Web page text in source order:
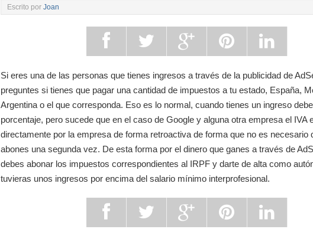
Escrito porJoan
Si eres una de las personas que tienes ingresos a través de la publicidad de
preguntes si tienes que pagar una cantidad de impuestos a tu estado, España,
Argentina o el que corresponda. Eso es lo normal, cuando tienes un ingreso
porcentaje, pero sucede que en el caso de Google y alguna otra empresa el IVA
directamente por la empresa de forma retroactiva de forma que no es necesario
abones una segunda vez. De esta forma por el dinero que ganes a través de
debes abonar los impuestos correspondientes al IRPF y darte de alta como
tuvieras unos ingresos por encima del salario mínimo interprofesional.